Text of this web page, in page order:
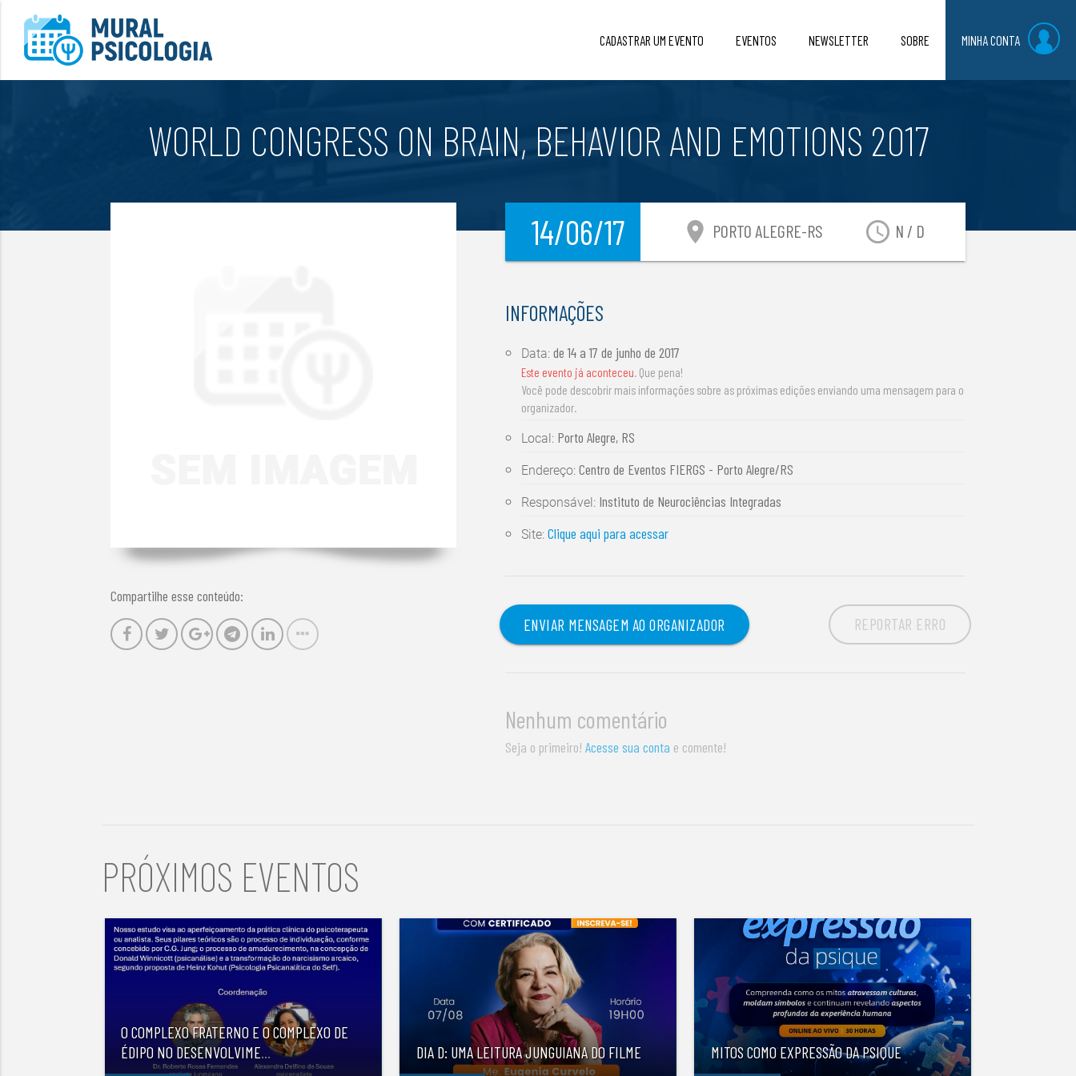
CADASTRAR UM EVENTO EVENTOS NEWSLETTER SOBRE MINHA CONTA
WORLD CONGRESS ON BRAIN, BEHAVIOR AND EMOTIONS 2017
Compartilhe esse conteúdo:
14/06/17 access_time N / D
location_on PORTO ALEGRE-RS
INFORMAÇÕES
Data:de14 a 17 de junho de 2017
Este evento já aconteceu. Que pena!
Você pode descobrir mais informações sobre as próximas edições enviando uma mensagem para o
organizador.
Local: Porto Alegre, RS
Endereço:Centro de Eventos FIERGS - Porto Alegre/RS
Responsável: Instituto de Neurociências Integradas
Site:Clique aqui para acessar
ENVIAR MENSAGEM AO ORGANIZADOR REPORTAR ERRO
Nenhum comentário
Seja o primeiro!Acesse sua conta e comente!
PRÓXIMOS EVENTOS
O COMPLEXO FRATERNO E O COMPLEXO DE
ÉDIPO NO DESENVOLVIME... DIA D: UMA LEITURA JUNGUIANA DO FILME MITOS COMO EXPRESSÃO DA PSIQUE